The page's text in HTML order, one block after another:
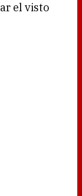
el visto